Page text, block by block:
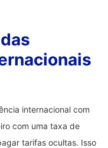
internacional com
com uma taxa de
tarifas ocultas. Isso